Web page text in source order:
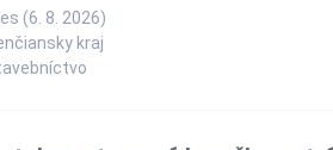
(6. 8. 2026)
kraj